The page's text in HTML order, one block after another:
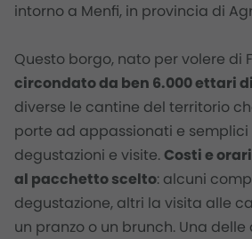
intorno a Menfi, in provincia di
Questo borgo, nato per volere di
circondato da ben 6.000 ettari
diverse le cantine del territorio
porte ad appassionati e semplici
degustazioni e visite.Costi e
al pacchetto scelto: alcuni
degustazione, altri la visita alle
un pranzo o un brunch. Una